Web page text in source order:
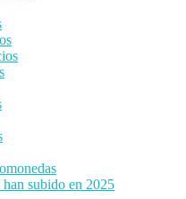
subido en 2025